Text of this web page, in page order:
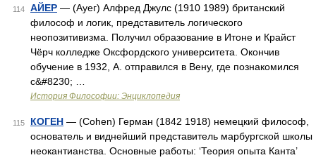
114 АЙЕР — (Ауег) Алфред Джулс (1910 1989) британский
философ и логик, представитель логического
неопозитивизма. Получил образование в Итоне и Крайст
Чёрч колледже Оксфордского университета. Окончив
обучение в 1932, А. отправился в Вену, где познакомился
с&#8230; …
История Философии: Энциклопедия
115 КОГЕН — (Cohen) Герман (1842 1918) немецкий философ,
основатель и виднейший представитель марбургской школы
неокантианства. Основные работы: ‘Теория опыта Канта’